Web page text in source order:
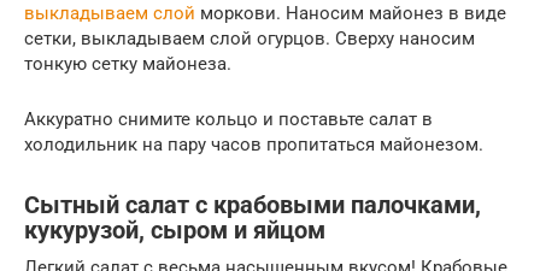
выкладываем слой моркови. Наносим майонез в виде
сетки, выкладываем слой огурцов. Сверху наносим
тонкую сетку майонеза.
Аккуратно снимите кольцо и поставьте салат в
холодильник на пару часов пропитаться майонезом.
Сытный салат с крабовыми палочками,
кукурузой, сыром и яйцом